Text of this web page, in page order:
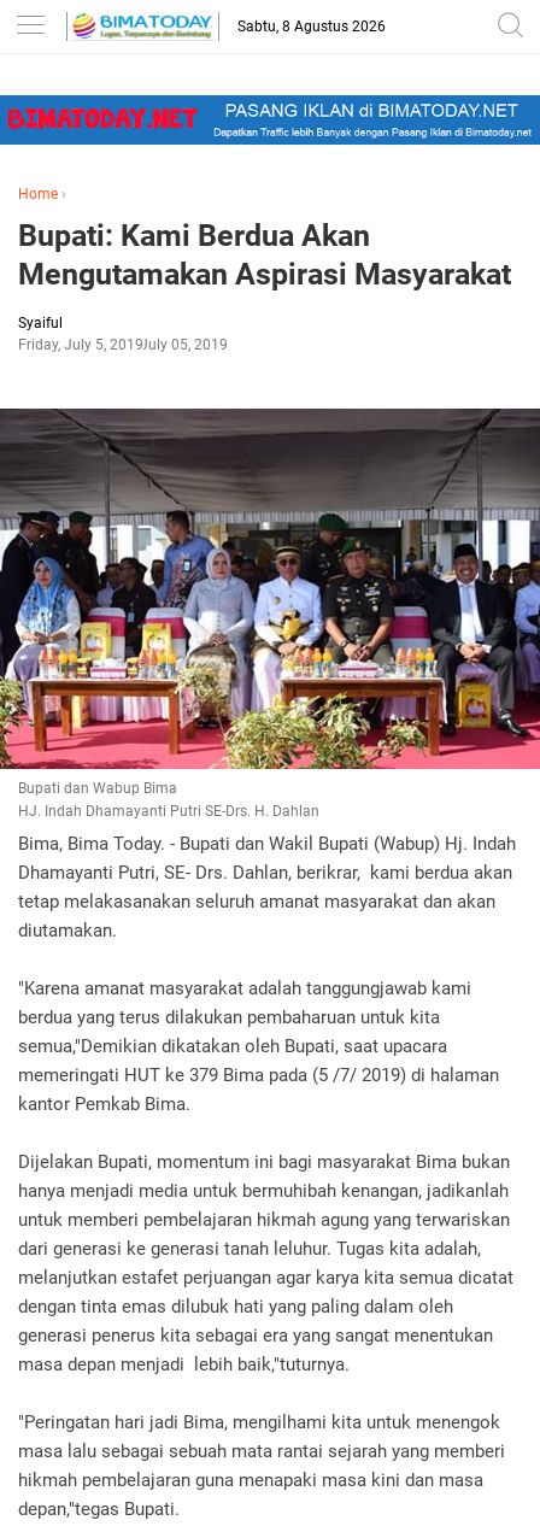
-->
Sabtu, 8 Agustus 2026
Home ›
Bupati: Kami Berdua Akan
Mengutamakan Aspirasi Masyarakat
Syaiful
Friday, July 5, 2019July 05, 2019
Bupati dan Wabup Bima
HJ. Indah Dhamayanti Putri SE-Drs. H. Dahlan
Bima, Bima Today. - Bupati dan Wakil Bupati (Wabup) Hj. Indah
Dhamayanti Putri, SE- Drs. Dahlan, berikrar, kami berdua akan
tetap melakasanakan seluruh amanat masyarakat dan akan
diutamakan.
"Karena amanat masyarakat adalah tanggungjawab kami
berdua yang terus dilakukan pembaharuan untuk kita
semua,"Demikian dikatakan oleh Bupati, saat upacara
memeringati HUT ke 379 Bima pada (5 /7/ 2019) di halaman
kantor Pemkab Bima.
Dijelakan Bupati, momentum ini bagi masyarakat Bima bukan
hanya menjadi media untuk bermuhibah kenangan, jadikanlah
untuk memberi pembelajaran hikmah agung yang terwariskan
dari generasi ke generasi tanah leluhur. Tugas kita adalah,
melanjutkan estafet perjuangan agar karya kita semua dicatat
dengan tinta emas dilubuk hati yang paling dalam oleh
generasi penerus kita sebagai era yang sangat menentukan
masa depan menjadi lebih baik,"tuturnya.
"Peringatan hari jadi Bima, mengilhami kita untuk menengok
masa lalu sebagai sebuah mata rantai sejarah yang memberi
hikmah pembelajaran guna menapaki masa kini dan masa
depan,"tegas Bupati.